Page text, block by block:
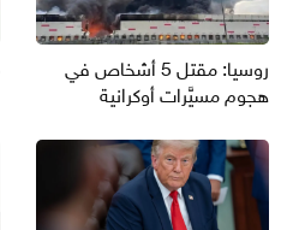
روسيا: مقتل 5 أشخاص في
هجوم مسيَّرات أوكرانية